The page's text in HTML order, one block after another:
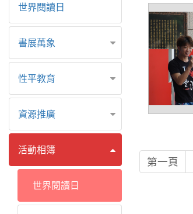
世界閱讀日
書展萬象
性平教育
資源推廣
活動相簿
世界閱讀日
第一頁